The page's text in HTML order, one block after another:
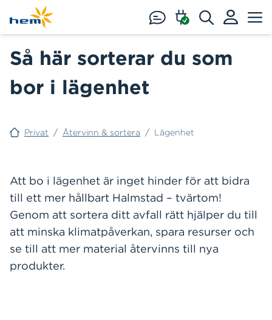
Hoppa till huvudinnehåll
Så här sorterar du som
bor i lägenhet
Privat / Återvinn & sortera / Lägenhet
Att bo i lägenhet är inget hinder för att bidra
till ett mer hållbart Halmstad – tvärtom!
Genom att sortera ditt avfall rätt hjälper du till
att minska klimatpåverkan, spara resurser och
se till att mer material återvinns till nya
produkter.